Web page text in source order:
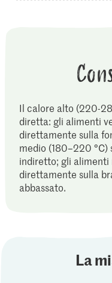
Il calore alto (220-
diretta: gli alimenti
direttamente sulla
medio (180–220
indiretto; gli alimenti
direttamente sulla
abbassato.
La